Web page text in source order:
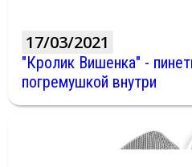
17/03/2021
"Кролик Вишенка" -
погремушкой внутри